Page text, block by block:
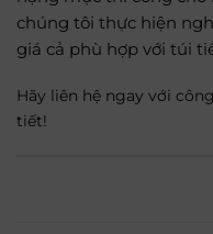
chúng tôi thực hiện
giá cả phù hợp với túi
Hãy liên hệ ngay với
tiết!